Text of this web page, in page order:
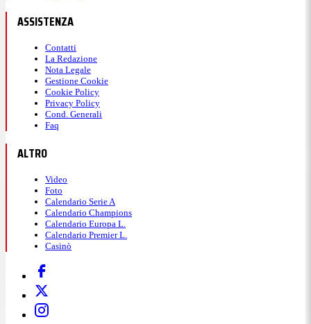
ASSISTENZA
Contatti
La Redazione
Nota Legale
Gestione Cookie
Cookie Policy
Privacy Policy
Cond. Generali
Faq
ALTRO
Video
Foto
Calendario Serie A
Calendario Champions
Calendario Europa L.
Calendario Premier L.
Casinò